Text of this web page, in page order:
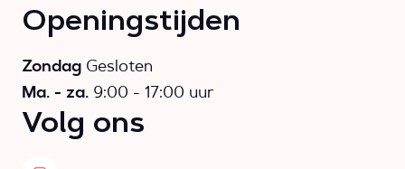
Openingstijden
Zondag Gesloten
Ma. - za. 9:00 - 17:00 uur
Volg ons